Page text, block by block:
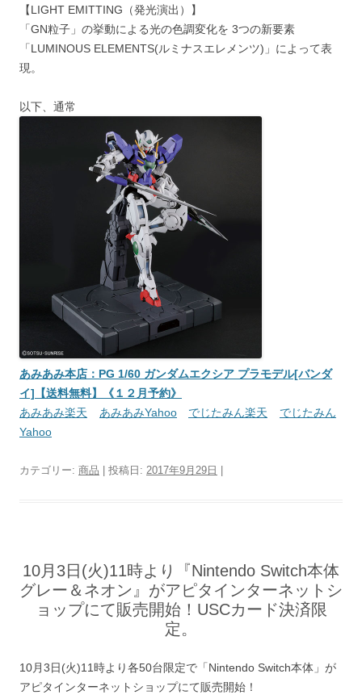
【LIGHT EMITTING（発光演出）】
「GN粒子」の挙動による光の色調変化を 3つの新要素
「LUMINOUS ELEMENTS(ルミナスエレメンツ)」によって表
現。
以下、通常
あみあみ本店：PG 1/60 ガンダムエクシア プラモデル[バンダ
イ]【送料無料】《１２月予約》
あみあみ楽天
あみあみYahoo でじたみん楽天
でじたみん
Yahoo
カテゴリー: 商品 | 投稿日: 2017年9月29日
10月3日(火)11時より『Nintendo Switch本体
グレー＆ネオン』がアピタインターネットシ
ョップにて販売開始！USCカード決済限
定。
10月3日(火)11時より各50台限定で「Nintendo Switch本体」が
アピタインターネットショップにて販売開始！